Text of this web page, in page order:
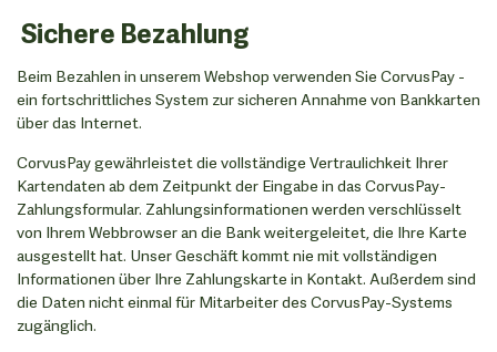
Sichere Bezahlung
Beim Bezahlen in unserem Webshop verwenden Sie CorvusPay -
ein fortschrittliches System zur sicheren Annahme von Bankkarten
über das Internet.
CorvusPay gewährleistet die vollständige Vertraulichkeit Ihrer
Kartendaten ab dem Zeitpunkt der Eingabe in das CorvusPay-
Zahlungsformular. Zahlungsinformationen werden verschlüsselt
von Ihrem Webbrowser an die Bank weitergeleitet, die Ihre Karte
ausgestellt hat. Unser Geschäft kommt nie mit vollständigen
Informationen über Ihre Zahlungskarte in Kontakt. Außerdem sind
die Daten nicht einmal für Mitarbeiter des CorvusPay-Systems
zugänglich.